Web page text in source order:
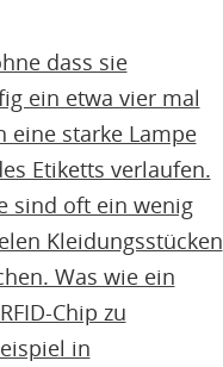
dass sie
ein etwa vier mal
eine starke Lampe
Etiketts verlaufen.
sind oft ein wenig
Kleidungsstücken
Was wie ein
Chip zu
in